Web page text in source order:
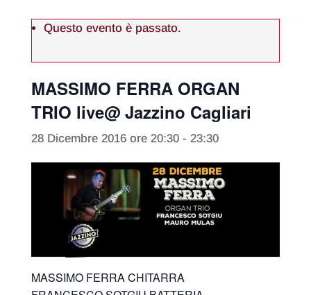
Questo evento è passato.
MASSIMO FERRA ORGAN
TRIO live@ Jazzino Cagliari
28 Dicembre 2016 ore 20:30- 23:30
MASSIMO FERRA CHITARRA